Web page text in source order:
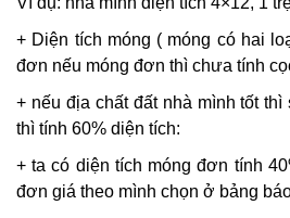
+ Diện tích móng ( móng có hai
đơn nếu móng đơn thì chưa tính
+ nếu địa chất đất nhà mình tốt
thì tính 60% diện tích:
+ ta có diện tích móng đơn tính
đơn giá theo mình chọn ở bảng